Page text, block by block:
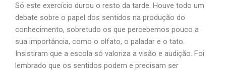
Só este exercício durou o resto da tarde. Houve todo um
debate sobre o papel dos sentidos na produção do
conhecimento, sobretudo os que percebemos pouco a
sua importância, como o olfato, o paladar e o tato.
Insistiram que a escola só valoriza a visão e audição. Foi
lembrado que os sentidos podem e precisam ser